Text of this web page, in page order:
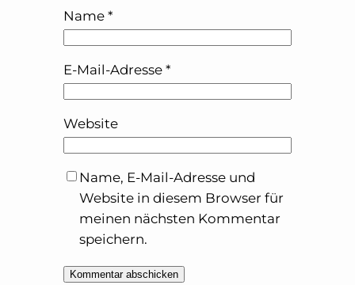
Name *
E-Mail-Adresse *
Website
Name, E-Mail-Adresse und
Website in diesem Browser für
meinen nächsten Kommentar
speichern.